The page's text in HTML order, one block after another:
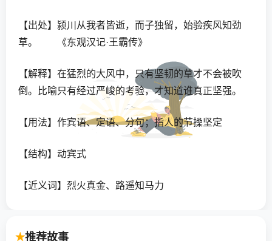
【出处】颍川从我者皆逝，而子独留，始验疾风知劲
草。 《东观汉记·王霸传》
【解释】在猛烈的大风中，只有坚韧的草才不会被吹
倒。比喻只有经过严峻的考验，才知道谁真正坚强。
【用法】作宾语、定语、分句；指人的节操坚定
【结构】动宾式
【近义词】烈火真金、路遥知马力
鸟、磨棱刓角、出头鸟、小头小脑、乡乡而饱、晚节
推荐故事